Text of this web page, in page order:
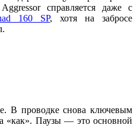
справляется даже с
160 SP, хотя на забросе
В проводке снова ключевым
«как». Паузы — это основной